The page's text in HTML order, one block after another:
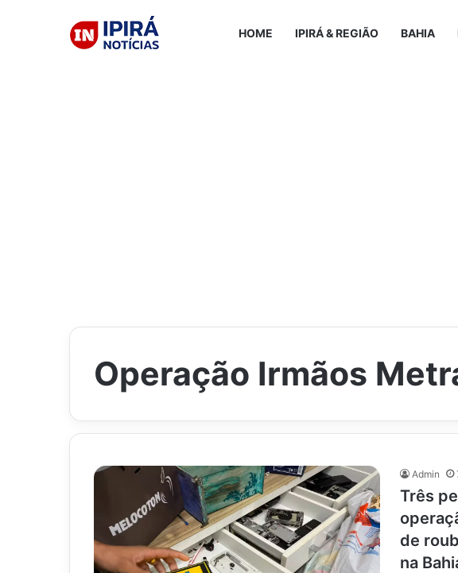
HOME IPIRÁ & REGIÃO BAHIA
Operação Irmãos
Admin
Três
de
na